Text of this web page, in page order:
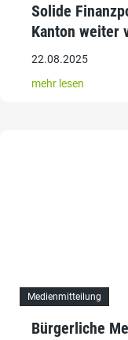
Solide
Kanton weiter
22.08.2025
mehr lesen
Medienmitteilung
Bürgerliche